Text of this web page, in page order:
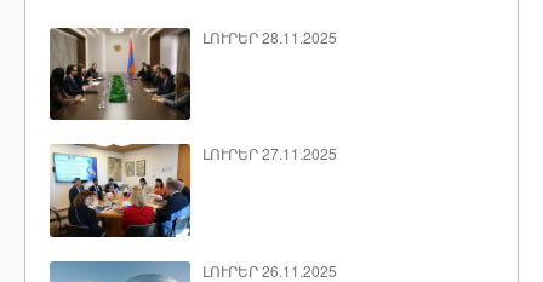
ԼՈՒՐԵՐ 28.11.2025
ԼՈՒՐԵՐ 27.11.2025
ԼՈՒՐԵՐ 26.11.2025